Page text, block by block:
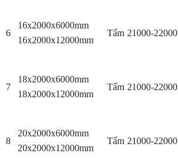
6
16x2000x6000mm
16x2000x12000mm
Tấm 21000-22000
7
18x2000x6000mm
18x2000x12000mm
Tấm 21000-22000
8
20x2000x6000mm
20x2000x12000mm
Tấm 21000-22000